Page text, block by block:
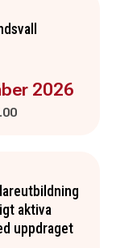
är :
2026
aktiva
uppdraget